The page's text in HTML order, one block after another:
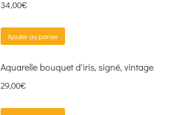
34,00€
Ajouter au panier
Aquarelle bouquet d'iris, signé, vintage
29,00€